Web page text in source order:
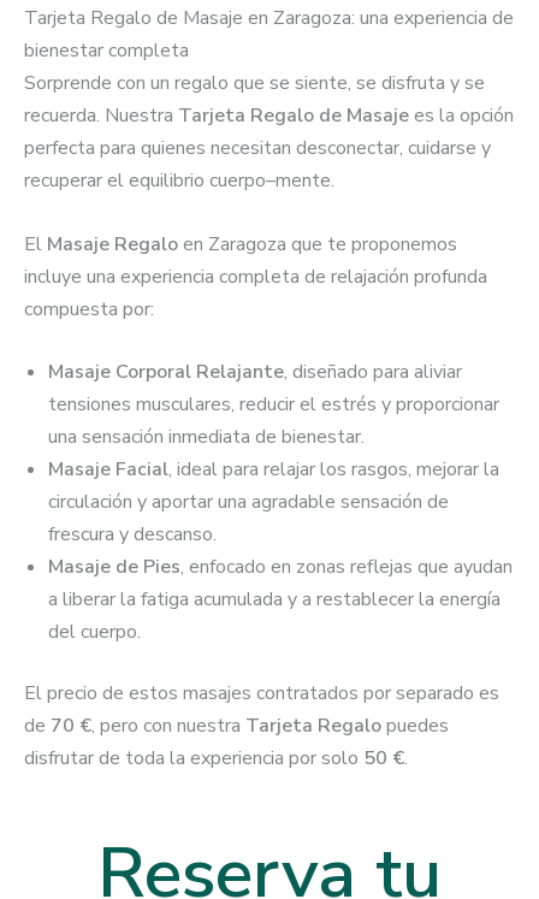
Tarjeta Regalo de Masaje en Zaragoza: una experiencia de
bienestar completa
Sorprende con un regalo que se siente, se disfruta y se
recuerda. Nuestra Tarjeta Regalo de Masajees la opción
perfecta para quienes necesitan desconectar, cuidarse y
recuperar el equilibrio cuerpo–mente.
El Masaje Regaloen Zaragoza que te proponemos
incluye una experiencia completa de relajación profunda
compuesta por:
Masaje Corporal Relajante, diseñado para aliviar
tensiones musculares, reducir el estrés y proporcionar
una sensación inmediata de bienestar.
Masaje Facial, ideal para relajar los rasgos, mejorar la
circulación y aportar una agradable sensación de
frescura y descanso.
Masaje de Pies, enfocado en zonas reflejas que ayudan
a liberar la fatiga acumulada y a restablecer la energía
del cuerpo.
El precio de estos masajes contratados por separado es
de 70 €, pero con nuestra Tarjeta Regalopuedes
disfrutar de toda la experiencia por solo 50 €.
Reserva tu